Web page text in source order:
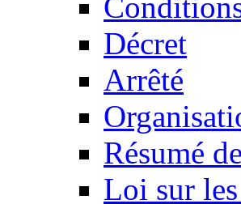
Décret
Arrêté
Résumé
Loi sur